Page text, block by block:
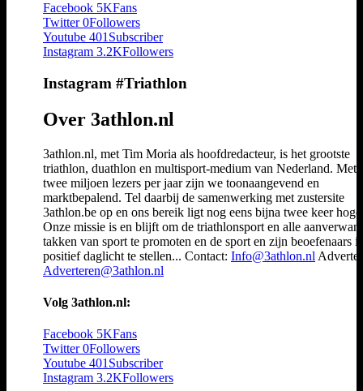
Facebook 5KFans
Twitter 0Followers
Youtube 401 Subscriber
Instagram 3.2KFollowers
Instagram #Triathlon
Over 3athlon.nl
3athlon.nl, met Tim Moria als hoofdredacteur, is het grootste
triathlon, duathlon en multisport-medium van Nederland. Met
twee miljoen lezers per jaar zijn we toonaangevend en
marktbepalend. Tel daarbij de samenwerking met zustersite
3athlon.be op en ons bereik ligt nog eens bijna twee keer
Onze missie is en blijft om de triathlonsport en alle
takken van sport te promoten en de sport en zijn beoefenaars
positief daglicht te stellen... Contact: Info@3athlon.nl
Adverteren@3athlon.nl
Volg 3athlon.nl:
Facebook 5KFans
Twitter 0Followers
Youtube 401 Subscriber
Instagram 3.2KFollowers